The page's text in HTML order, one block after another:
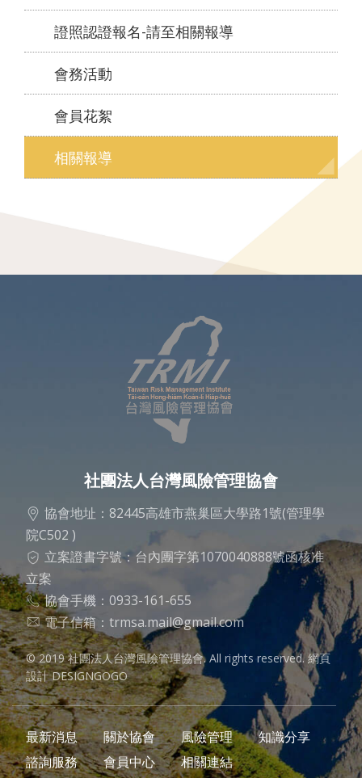
證照認證報名-請至相關報導
會務活動
會員花絮
相關報導
社團法人台灣風險管理協會
協會地址：82445高雄市燕巢區大學路1號(管理學
院C502 )
立案證書字號：台內團字第1070040888號函核准
立案
協會手機：0933-161-655
電子信箱： trmsa.mail@gmail.com
© 2019 社團法人台灣風險管理協會. All rights reserved. 網頁
設計 DESIGNGOGO
最新消息 關於協會 風險管理
知識分享
諮詢服務
會員中心 相關連結